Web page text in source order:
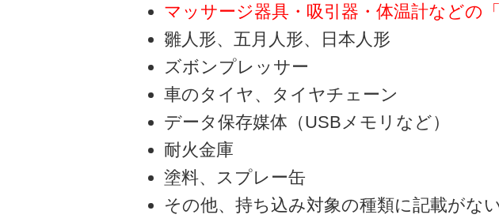
マッサージ器具・吸引器・体温計などの「
雛人形、五月人形、日本人形
ズボンプレッサー
車のタイヤ、タイヤチェーン
データ保存媒体（USBメモリなど）
耐火金庫
塗料、スプレー缶
その他、持ち込み対象の種類に記載がな